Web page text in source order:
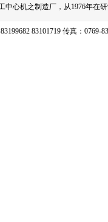
中心机之制造厂，从1976年
83101719 传真：0769-